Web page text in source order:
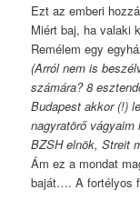
Ezt az emberi
Miért baj, ha valaki
Remélem egy
(Arról nem is
számára? 8
Budapest akkor (!)
nagyratörő
BZSH elnök, Streit
Ám ez a mondat
baját…. A fortélyos